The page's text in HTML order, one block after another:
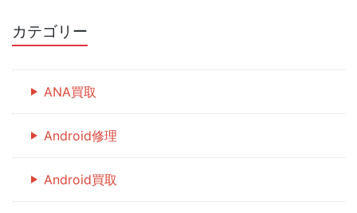
カテゴリー
ANA買取
Android修理
Android買取